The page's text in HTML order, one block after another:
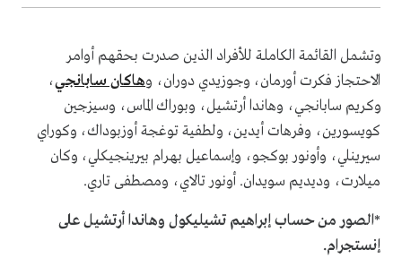
وتشمل القائمة الكاملة للأفراد الذين صدرت بحقهم أوامر
الاحتجاز فكرت أورمان، وجوزيدي دوران، وهاكان سابانجي،
وكريم سابانجي، وهاندا أرتشيل، وبوراك الماس، وسيزجين
كويسورين، وفرهات أيدين، ولطفية توغجة أوزبوداك، وكوراي
سيرينلي، وأونور بوكجو، وإسماعيل بهرام بيرينجيكلي، وكان
ميلارت، وديديم سويدان. أونور تالاي، ومصطفى تاري.
*الصور من حساب إبراهيم تشيليكول وهاندا أرتشيل على
إنستجرام.